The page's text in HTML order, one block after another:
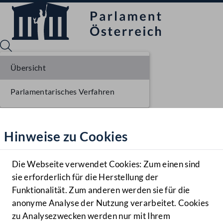
Hilfe
Benutzer
Navigationsmenü öffnen
MENÜ
Hinweise zu Cookies
Die Webseite verwendet Cookies: Zum einen sind
sie erforderlich für die Herstellung der
Funktionalität. Zum anderen werden sie für die
anonyme Analyse der Nutzung verarbeitet. Cookies
zu Analysezwecken werden nur mit Ihrem
Übersicht
Parlamentarisches Verfahren